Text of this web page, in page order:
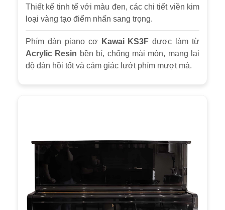
Thiết kế tinh tế với màu đen, các chi tiết viền kim
loại vàng tạo điểm nhấn sang trọng.
Phím đàn piano cơ Kawai KS3F được làm từ
Acrylic Resin bền bỉ, chống mài mòn, mang lại
độ đàn hồi tốt và cảm giác lướt phím mượt mà.